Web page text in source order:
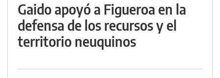
Gaido apoyó a Figueroa en la
defensa de los recursos y el
territorio neuquinos